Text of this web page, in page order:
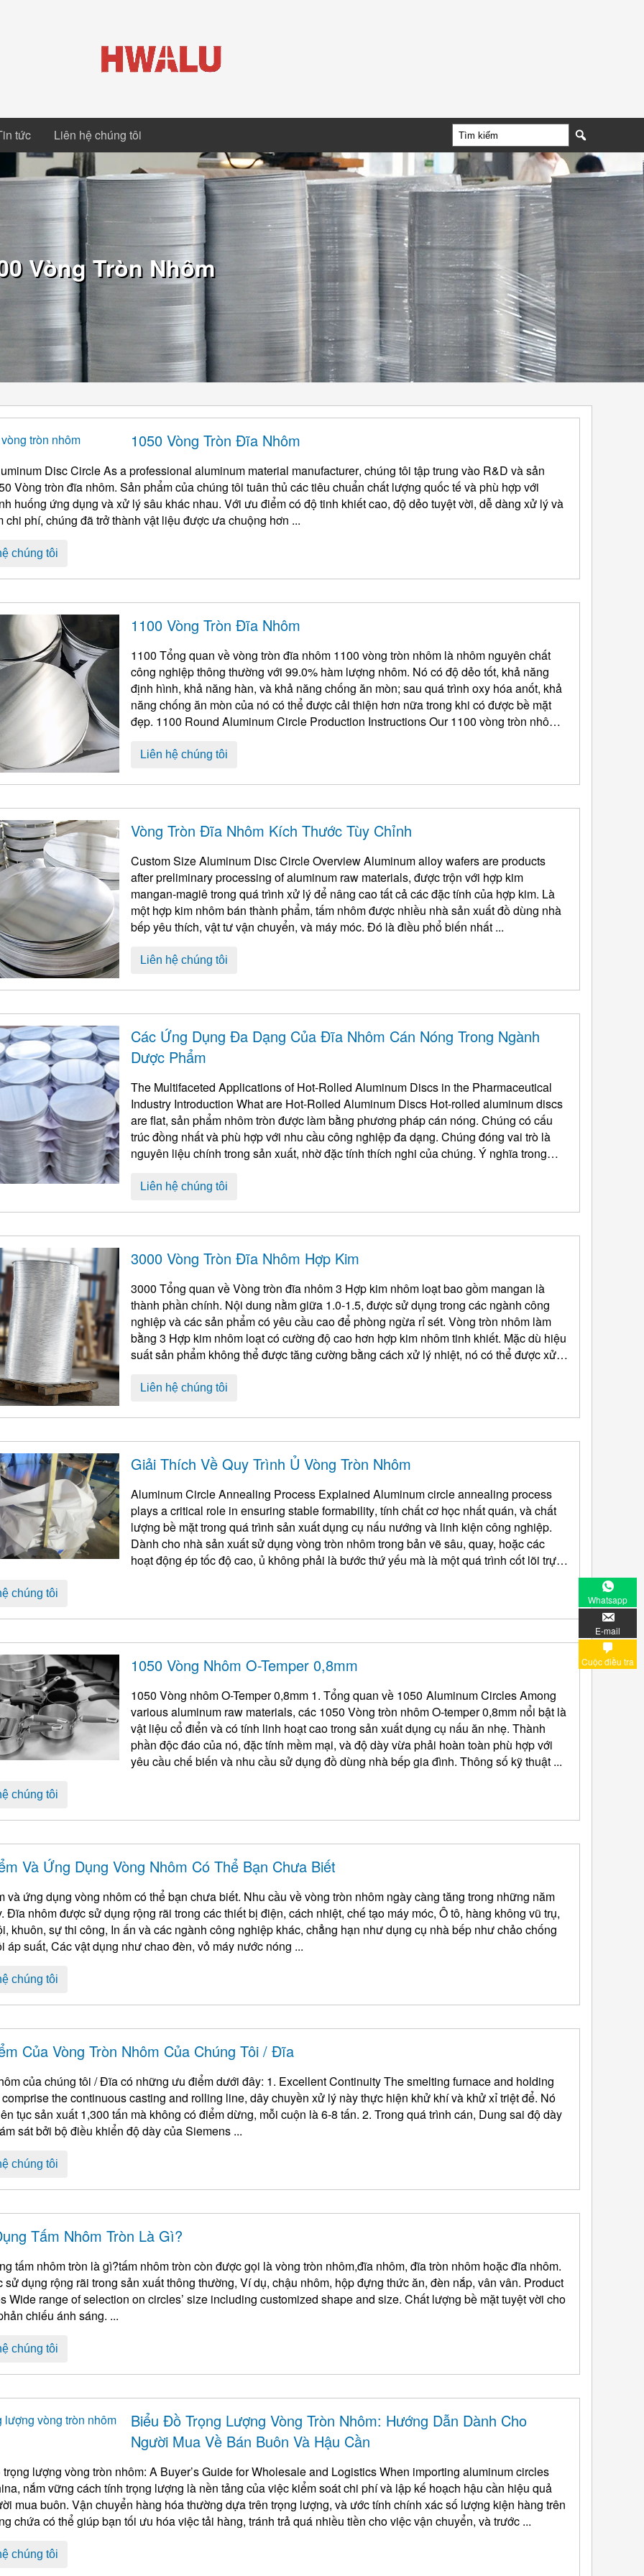
tức Liên hệ chúng tôi
Vòng Tròn Nhôm
1050 Vòng Tròn Đĩa Nhôm
Disc Circle As a professional aluminum material manufacturer, chúng tôi tập trung vào R&D và sản
Vòng tròn đĩa nhôm. Sản phẩm của chúng tôi tuân thủ các tiêu chuẩn chất lượng quốc tế và phù hợp với
huống ứng dụng và xử lý sâu khác nhau. Với ưu điểm có độ tinh khiết cao, độ dẻo tuyệt vời, dễ dàng xử lý và
chi phí, chúng đã trở thành vật liệu được ưa chuộng hơn ...
chúng tôi
1100 Vòng Tròn Đĩa Nhôm
1100 Tổng quan về vòng tròn đĩa nhôm 1100 vòng tròn nhôm là nhôm nguyên chất
công nghiệp thông thường với 99.0% hàm lượng nhôm. Nó có độ dẻo tốt, khả năng
định hình, khả năng hàn, và khả năng chống ăn mòn; sau quá trình oxy hóa anốt, khả
năng chống ăn mòn của nó có thể được cải thiện hơn nữa trong khi có được bề mặt
đẹp. 1100 Round Aluminum Circle Production Instructions Our1100 vòng tròn nhôm:
Liên hệ chúng tôi
Vòng Tròn Đĩa Nhôm Kích Thước Tùy Chỉnh
Custom Size Aluminum Disc Circle Overview Aluminum alloy wafers are products
after preliminary processing of aluminum raw materials, được trộn với hợp kim
mangan-magiê trong quá trình xử lý để nâng cao tất cả các đặc tính của hợp kim. Là
một hợp kim nhôm bán thành phẩm, tấm nhôm được nhiều nhà sản xuất đồ dùng nhà
bếp yêu thích, vật tư vận chuyển, và máy móc. Đó là điều phổ biến nhất ...
Liên hệ chúng tôi
Các Ứng Dụng Đa Dạng Của Đĩa Nhôm Cán Nóng Trong Ngành
Dược Phẩm
The Multifaceted Applications of Hot-Rolled Aluminum Discs in the Pharmaceutical
Industry Introduction What are Hot-Rolled Aluminum Discs Hot-rolled aluminum discs
are flat, sản phẩm nhôm tròn được làm bằng phương pháp cán nóng. Chúng có cấu
trúc đồng nhất và phù hợp với nhu cầu công nghiệp đa dạng. Chúng đóng vai trò là
nguyên liệu chính trong sản xuất, nhờ đặc tính thích nghi của chúng. Ý nghĩa trong
Liên hệ chúng tôi
3000 Vòng Tròn Đĩa Nhôm Hợp Kim
3000 Tổng quan về Vòng tròn đĩa nhôm 3 Hợp kim nhôm loạt bao gồm mangan là
thành phần chính. Nội dung nằm giữa 1.0-1.5, được sử dụng trong các ngành công
nghiệp và các sản phẩm có yêu cầu cao để phòng ngừa rỉ sét. Vòng tròn nhôm làm
bằng 3 Hợp kim nhôm loạt có cường độ cao hơn hợp kim nhôm tinh khiết. Mặc dù hiệu
suất sản phẩm không thể được tăng cường bằng cách xử lý nhiệt, nó có thể được xử lý
Liên hệ chúng tôi
Giải Thích Về Quy Trình Ủ Vòng Tròn Nhôm
Aluminum Circle Annealing Process Explained Aluminum circle annealing process
plays a critical role in ensuring stable formability, tính chất cơ học nhất quán, và chất
lượng bề mặt trong quá trình sản xuất dụng cụ nấu nướng và linh kiện công nghiệp.
Dành cho nhà sản xuất sử dụng vòng tròn nhôm trong bản vẽ sâu, quay, hoặc các
hoạt động ép tốc độ cao, ủ không phải là bước thứ yếu mà là một quá trình cốt lõi trực
chúng tôi
1050 Vòng Nhôm O-Temper 0,8mm
1050 Vòng nhôm O-Temper 0,8mm 1. Tổng quan về 1050 Aluminum Circles Among
various aluminum raw materials, các 1050 Vòng tròn nhôm O-temper 0,8mm nổi bật là
vật liệu cổ điển và có tính linh hoạt cao trong sản xuất dụng cụ nấu ăn nhẹ. Thành
phần độc đáo của nó, đặc tính mềm mại, và độ dày vừa phải hoàn toàn phù hợp với
yêu cầu chế biến và nhu cầu sử dụng đồ dùng nhà bếp gia đình. Thông số kỹ thuật ...
chúng tôi
Và Ứng Dụng Vòng Nhôm Có Thể Bạn Chưa Biết
và ứng dụng vòng nhôm có thể bạn chưa biết. Nhu cầu về vòng tròn nhôm ngày càng tăng trong những năm
Đĩa nhôm được sử dụng rộng rãi trong các thiết bị điện, cách nhiệt, chế tạo máy móc, Ô tô, hàng không vũ trụ,
khuôn, sự thi công, In ấn và các ngành công nghiệp khác, chẳng hạn như dụng cụ nhà bếp như chảo chống
áp suất, Các vật dụng như chao đèn, vỏ máy nước nóng ...
chúng tôi
Của Vòng Tròn Nhôm Của Chúng Tôi / Đĩa
Vòng nhôm của chúng tôi / Đĩa có những ưu điểm dưới đây: 1. Excellent Continuity The smelting furnace and holding
the continuous casting and rolling line, dây chuyền xử lý này thực hiện khử khí và khử xỉ triệt để. Nó
sản xuất 1,300 tấn mà không có điểm dừng, mỗi cuộn là 6-8 tấn. 2. Trong quá trình cán, Dung sai độ dày
sát bởi bộ điều khiển độ dày của Siemens ...
chúng tôi
Tấm Nhôm Tròn Là Gì?
tấm nhôm tròn là gì?tấm nhôm tròn còn được gọi là vòng tròn nhôm,đĩa nhôm, đĩa tròn nhôm hoặc đĩa nhôm.
sử dụng rộng rãi trong sản xuất thông thường, Ví dụ, chậu nhôm, hộp đựng thức ăn, đèn nắp, vân vân. Product
Features Wide range of selection on circles’ size including customized shape and size. Chất lượng bề mặt tuyệt vời cho
gương phản chiếu ánh sáng. ...
chúng tôi
Biểu Đồ Trọng Lượng Vòng Tròn Nhôm: Hướng Dẫn Dành Cho
Người Mua Về Bán Buôn Và Hậu Cần
lượng vòng tròn nhôm: A Buyer’s Guide for Wholesale and Logistics When importing aluminum circles
, nắm vững cách tính trọng lượng là nền tảng của việc kiểm soát chi phí và lập kế hoạch hậu cần hiệu quả
mua buôn. Vận chuyển hàng hóa thường dựa trên trọng lượng, và ước tính chính xác số lượng kiện hàng trên
chứa có thể giúp bạn tối ưu hóa việc tải hàng, tránh trả quá nhiều tiền cho việc vận chuyển, và trước ...
chúng tôi
Whatsapp
E-mail
Cuộc điều tra